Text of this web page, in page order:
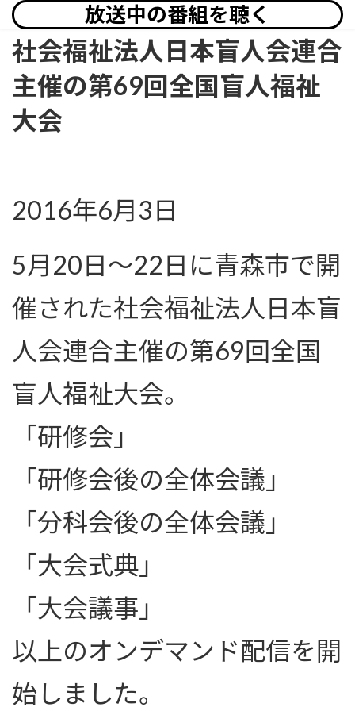
放送中の番組を聴く
社会福祉法人日本盲人会連合
主催の第69回全国盲人福祉
大会
2016年6月3日
5月20日〜22日に青森市で開
催された社会福祉法人日本盲
人会連合主催の第69回全国
盲人福祉大会。
「研修会」
「研修会後の全体会議」
「分科会後の全体会議」
「大会式典」
「大会議事」
以上のオンデマンド配信を開
始しました。